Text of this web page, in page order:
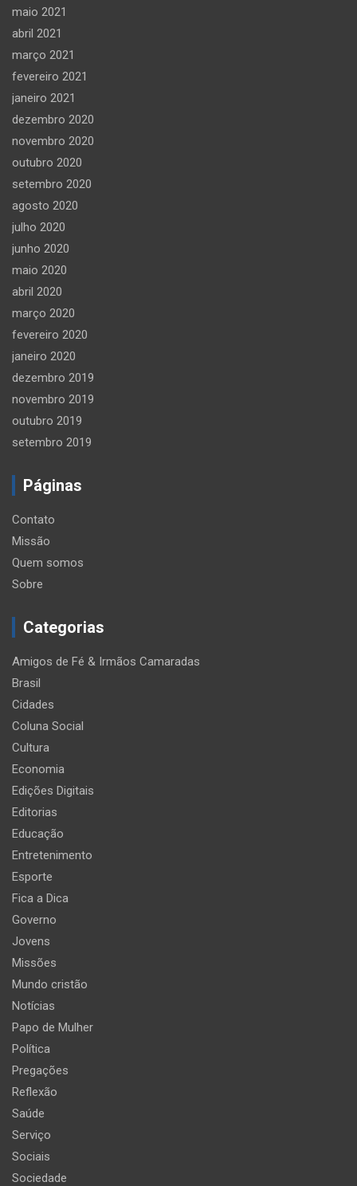
maio 2021
abril 2021
março 2021
fevereiro 2021
janeiro 2021
dezembro 2020
novembro 2020
outubro 2020
setembro 2020
agosto 2020
julho 2020
junho 2020
maio 2020
abril 2020
março 2020
fevereiro 2020
janeiro 2020
dezembro 2019
novembro 2019
outubro 2019
setembro 2019
Páginas
Contato
Missão
Quem somos
Sobre
Categorias
Amigos de Fé & Irmãos Camaradas
Brasil
Cidades
Coluna Social
Cultura
Economia
Edições Digitais
Editorias
Educação
Entretenimento
Esporte
Fica a Dica
Governo
Jovens
Missões
Mundo cristão
Notícias
Papo de Mulher
Política
Pregações
Reflexão
Saúde
Serviço
Sociais
Sociedade